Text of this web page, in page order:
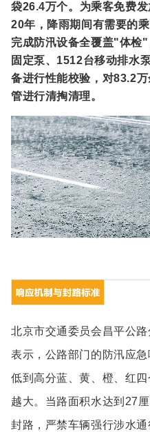
袋26.4万个。为乘客免费
20年，降雨期间有需要的
完成防汛设备全覆盖"体检
固定泵、1512台移动排水
备进行性能校验，对83.2
管进行清掏清理。
北京市交通委员会昌平公
表示，公路部门的防汛应
低到高分蓝、黄、橙、红
越大。当路面积水达到27
封路，严禁车辆强行涉水